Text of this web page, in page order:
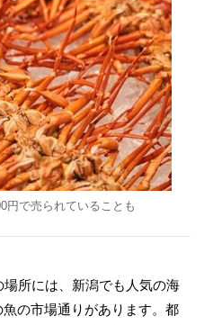
円で売られていることも
所には、新潟でも人気の海
の市場通りがあります。都